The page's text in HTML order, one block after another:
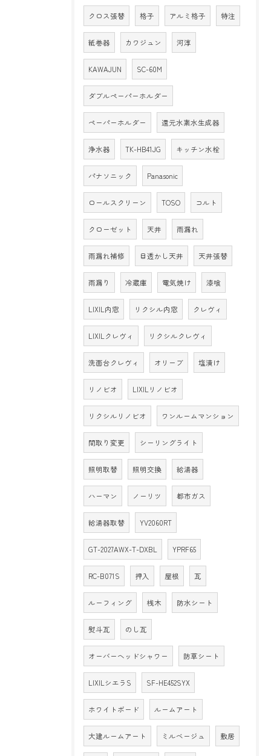
クロス張替 格子 アルミ格子 特注
紙巻器 カワジュン 河淳
KAWAJUN SC-60M
ダブルペーパーホルダー
ペーパーホルダー 還元水素水生成器
浄水器 TK-HB41JG キッチン水栓
パナソニック Panasonic
ロールスクリーン TOSO コルト
クローゼット 天井 雨漏れ
雨漏れ補修 目透かし天井 天井張替
雨漏り 冷蔵庫 電気焼け 漆喰
LIXIL内窓 リクシル内窓 クレヴィ
LIXILクレヴィ リクシルクレヴィ
洗面台クレヴィ オリーブ 塩漬け
リノビオ LIXILリノビオ
リクシルリノビオ ワンルームマンション
間取り変更 シーリングライト
照明取替 照明交換 給湯器
ハーマン ノーリツ 都市ガス
給湯器取替 YV2060RT
GT-2027AWX-T-DXBL YPRF65
RC-B071S 押入 屋根 瓦
ルーフィング 桟木 防水シート
熨斗瓦 のし瓦
オーバーヘッドシャワー 防草シート
LIXILシエラS SF-HE452SYX
ホワイトボード ルームアート
大建ルームアート ミルベージュ 敷居